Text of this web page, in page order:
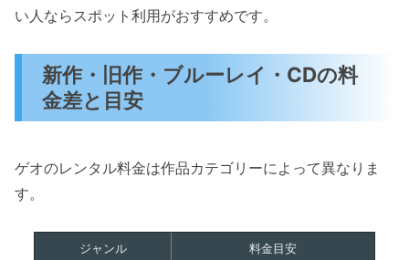
い人ならスポット利用がおすすめです。
新作・旧作・ブルーレイ・CDの料
金差と目安
ゲオのレンタル料金は作品カテゴリーによって異なりま
す。
ジャンル 料金目安